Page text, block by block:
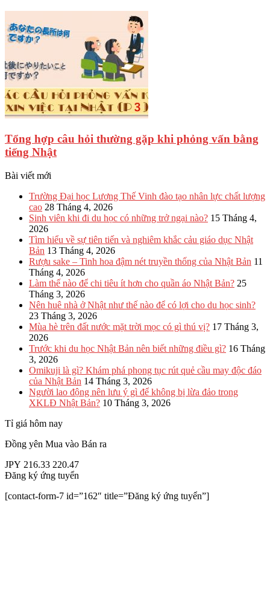
Tổng hợp câu hỏi thường gặp khi phỏng vấn bằng
tiếng Nhật
Bài viết mới
Trường Đại học Lương Thế Vinh đào tạo nhân lực chất lượng
cao 28 Tháng 4, 2026
Sinh viên khi đi du học có những trở ngại nào? 15 Tháng 4,
2026
Tìm hiểu về sự tiên tiến và nghiêm khắc cảu giáo dục Nhật
Bản 13 Tháng 4, 2026
Rượu sake – Tinh hoa đậm nét truyền thống của Nhật Bản 11
Tháng 4, 2026
Làm thế nào để chi tiêu ít hơn cho quần áo Nhật Bản? 25
Tháng 3, 2026
Nên huê nhà ở Nhật như thế nào để có lợi cho du học sinh?
23 Tháng 3, 2026
Mùa hè trên đất nước mặt trời mọc có gì thú vị? 17 Tháng 3,
2026
Trước khi du học Nhật Bản nên biết những điều gì? 16 Tháng
3, 2026
Omikuji là gì? Khám phá phong tục rút quẻ cầu may độc đáo
của Nhật Bản 14 Tháng 3, 2026
Người lao động nên lưu ý gì để không bị lừa đảo trong
XKLĐ Nhật Bản? 10 Tháng 3, 2026
Tỉ giá hôm nay
Đồng yên Mua vào Bán ra
JPY 216.33 220.47
Đăng ký ứng tuyển
[contact-form-7 id=”162″ title=”Đăng ký ứng tuyển”]